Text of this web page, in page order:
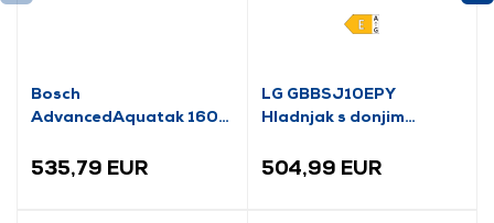
Bosch
AdvancedAquatak 160
(06008A7800)
535,79 EUR
LG GBBSJ10EPY
Hladnjak s donjim
504,99 EUR